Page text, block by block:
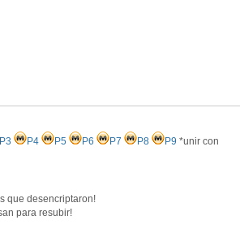
P3 P4 P5 P6 P7 P8 P9 *unir con
que desencriptaron!
para resubir!